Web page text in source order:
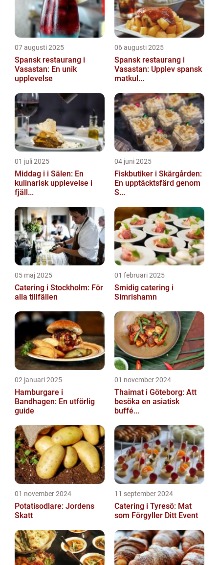
07 augusti 2025
Spansk restaurang i
Vasastan: En unik
upplevelse
06 augusti 2025
Spansk restaurang i
Vasastan: Upplev spansk
matkul...
01 juli 2025
Middag i i Sälen: En
kulinarisk upplevelse i
fjäll...
04 juni 2025
Fiskbutiker i Skärgården:
En upptäcktsfärd genom
S...
05 maj 2025
Catering i Stockholm: För
alla tillfällen
01 februari 2025
Smidig catering i
Simrishamn
02 januari 2025
Hamburgare i
Bandhagen: En utförlig
guide
01 november 2024
Thaimat i Göteborg: Att
besöka en asiatisk
buffé...
01 november 2024
Potatisodlare: Jordens
Skatt
11 september 2024
Catering i Tyresö: Mat
som Förgyller Ditt Event